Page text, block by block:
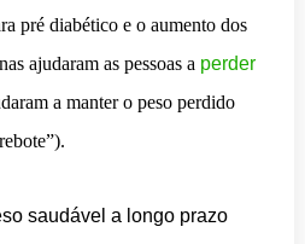
pré diabético e o aumento dos
ajudaram as pessoas a perder
a manter o peso perdido
saudável a longo prazo